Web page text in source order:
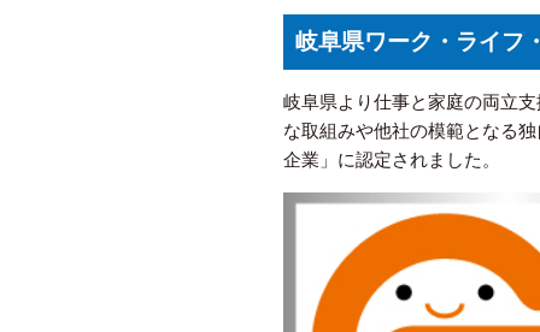
岐阜県ワーク・ライ
岐阜県より仕事と家庭の両立
な取組みや他社の模範となる
企業」に認定されました。